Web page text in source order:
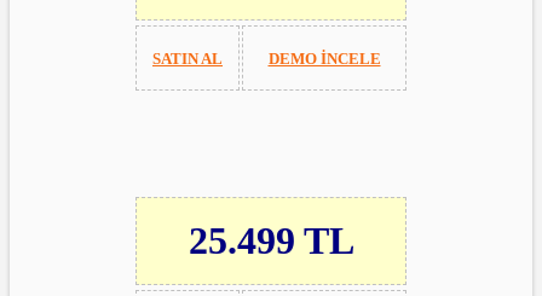
SATIN AL DEMO İNCELE
25.499 TL